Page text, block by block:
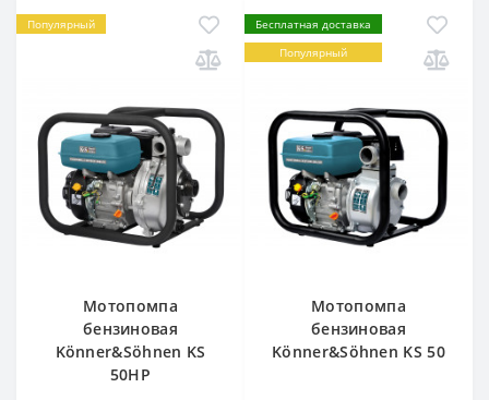
Популярный
Мотопомпа
бензиновая
Könner&Söhnen KS
50HP
Бесплатная доставка
Популярный
Мотопомпа
бензиновая
Könner&Söhnen KS 50